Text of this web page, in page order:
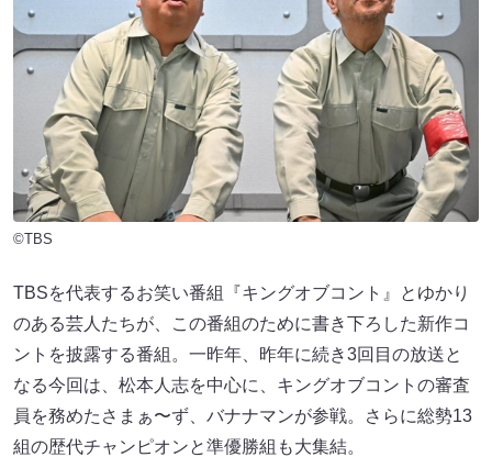
©TBS
TBSを代表するお笑い番組『キングオブコント』とゆかり
のある芸人たちが、この番組のために書き下ろした新作コ
ントを披露する番組。一昨年、昨年に続き3回目の放送と
なる今回は、松本人志を中心に、キングオブコントの審査
員を務めたさまぁ〜ず、バナナマンが参戦。さらに総勢13
組の歴代チャンピオンと準優勝組も大集結。